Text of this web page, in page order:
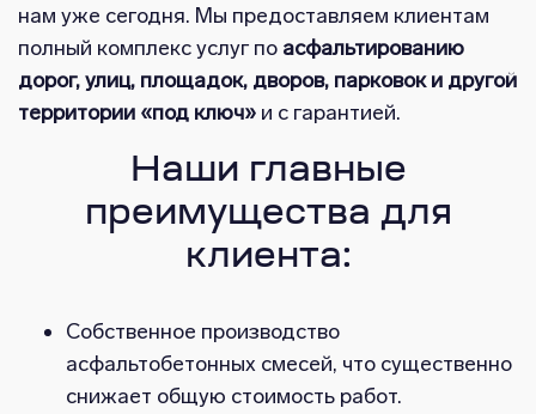
нам уже сегодня. Мы предоставляем клиентам
полный комплекс услуг по асфальтированию
дорог, улиц, площадок, дворов, парковок и другой
территории «под ключ» и с гарантией.
Наши главные
преимущества для
клиента:
Собственное производство
асфальтобетонных смесей, что существенно
снижает общую стоимость работ.